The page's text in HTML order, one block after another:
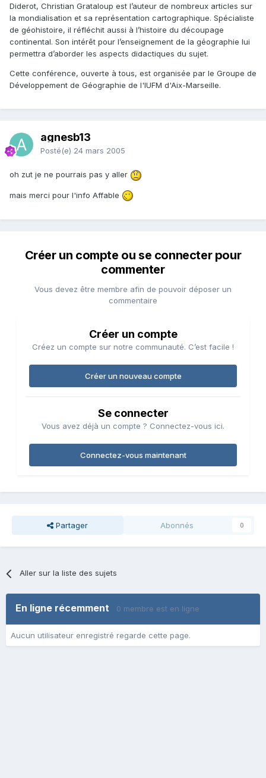
Diderot, Christian Grataloup est l’auteur de nombreux articles sur
la mondialisation et sa représentation cartographique. Spécialiste
de géohistoire, il réfléchit aussi à l’histoire du découpage
continental. Son intérêt pour l’enseignement de la géographie lui
permettra d’aborder les aspects didactiques du sujet.
Cette conférence, ouverte à tous, est organisée par le Groupe de
Développement de Géographie de l'IUFM d'Aix-Marseille.
agnesb13
Posté(e) 24 mars 2005
oh zut je ne pourrais pas y aller
mais merci pour l'info Affable
Créer un compte ou se connecter pour
commenter
Vous devez être membre afin de pouvoir déposer un
commentaire
Créer un compte
Créez un compte sur notre communauté. C’est facile !
Créer un nouveau compte
Se connecter
Vous avez déjà un compte ? Connectez-vous ici.
Connectez-vous maintenant
Partager Abonnés 0
Aller sur la liste des sujets
En ligne récemment 0 membre est en ligne
Aucun utilisateur enregistré regarde cette page.